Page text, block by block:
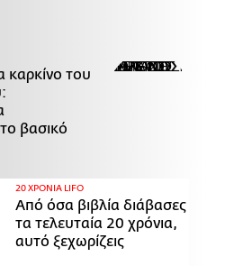
καρκίνο του
βασικό
20 ΧΡΟΝΙΑ LIFO
Από όσα βιβλία διάβασες
τα τελευταία 20 χρόνια,
αυτό ξεχωρίζεις